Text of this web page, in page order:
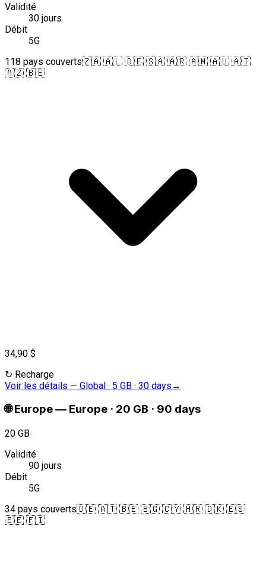
Validité
30 jours
Débit
5G
118 pays couverts🇿🇦 🇦🇱 🇩🇪 🇸🇦 🇦🇷 🇦🇲 🇦🇺 🇦🇹
🇦🇿 🇧🇪
34,90 $
↻ Recharge
Voir les détails — Global · 5 GB · 30 days →
🌐 Europe— Europe · 20 GB · 90 days
20 GB
Validité
90 jours
Débit
5G
34 pays couverts🇩🇪 🇦🇹 🇧🇪 🇧🇬 🇨🇾 🇭🇷 🇩🇰 🇪🇸
🇪🇪 🇫🇮